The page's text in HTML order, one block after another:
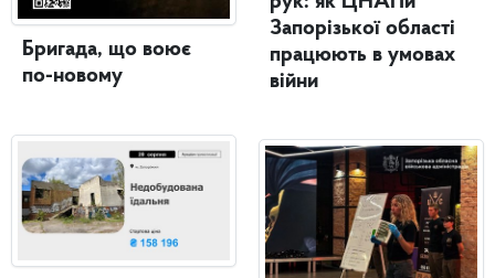
Бригада, що воює
по-новому
Запорізької області
працюють в умовах
війни